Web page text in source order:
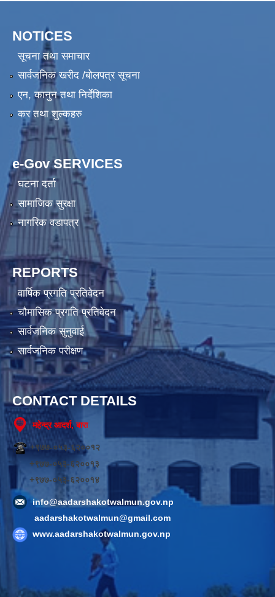
NOTICES
सूचना तथा समाचार
सार्वजनिक खरीद /बोलपत्र सूचना
एन, कानुन तथा निर्देशिका
कर तथा शुल्कहरु
e-Gov SERVICES
घटना दर्ता
सामाजिक सुरक्षा
नागरिक वडापत्र
REPORTS
वार्षिक प्रगति प्रतिवेदन
चौमासिक प्रगति प्रतिवेदन
सार्वजनिक सुनुवाई
सार्वजनिक परीक्षण
CONTACT DETAILS
महेन्द्र आदर्श, बारा
+९७७-०५३-६२००१२
+९७७-०५३-६२००१३
+९७७-०५३-६२००१४
info@aadarshakotwalmun.gov.np
aadarshakotwalmun@gmail.com
www.aadarshakotwalmun.gov.np